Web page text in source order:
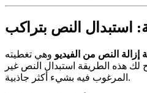
استبدال النص بتراكب
إزالة النص من الفيديو وهي تغطيته
هذه الطريقة استبدال النص غير
المرغوب فيه بشيء أكثر جاذبية.